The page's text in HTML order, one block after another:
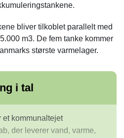
bliver tilkoblet parallelt med
m3. De fem tanke kommer
største varmelager.
i tal
et kommunaltejet
der leverer vand, varme,